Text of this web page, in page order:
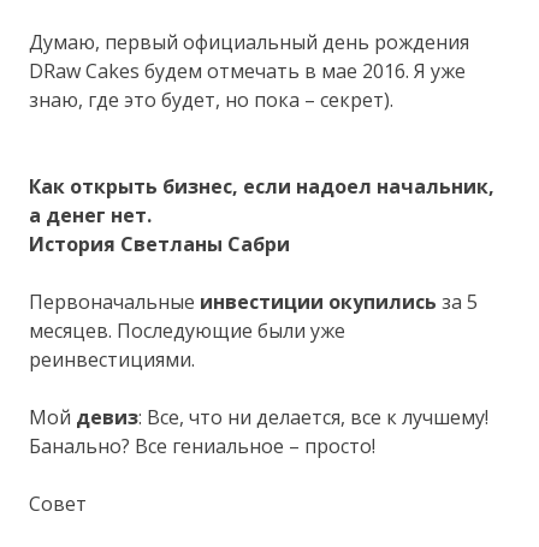
Думаю, первый официальный день рождения
DRaw Cakes будем отмечать в мае 2016. Я уже
знаю, где это будет, но пока – секрет).
Как открыть бизнес, если надоел начальник,
а денег нет.
История Светланы Сабри
Первоначальные инвестиции окупились за 5
месяцев. Последующие были уже
реинвестициями.
Мой девиз: Все, что ни делается, все к лучшему!
Банально? Все гениальное – просто!
Совет